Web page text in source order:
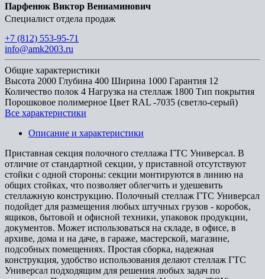
Парфенюк Виктор Вениаминович
Специалист отдела продаж
+7 (812) 553-95-71
info@amk2003.ru
Общие характеристики
Высота 2000 Глубина 400 Ширина 1000 Гарантия 12
Количество полок 4 Нагрузка на стеллаж 1800 Тип покрытия
Порошковое полимерное Цвет RAL -7035 (светло-серый)
Все характеристики
Описание и характеристики
Приставная секция полочного стеллажа ГТС Универсал. В
отличие от стандартной секции, у приставной отсутствуют
стойки с одной стороны: секции монтируются в линию на
общих стойках, что позволяет облегчить и удешевить
стеллажную конструкцию. Полочный стеллаж ГТС Универсал
подойдет для размещения любых штучных грузов - коробок,
ящиков, бытовой и офисной техники, упаковок продукции,
документов. Может использоваться на складе, в офисе, в
архиве, дома и на даче, в гараже, мастерской, магазине,
подсобных помещениях. Простая сборка, надежная
конструкция, удобство использования делают стеллаж ГТС
Универсал подходящим для решения любых задач по